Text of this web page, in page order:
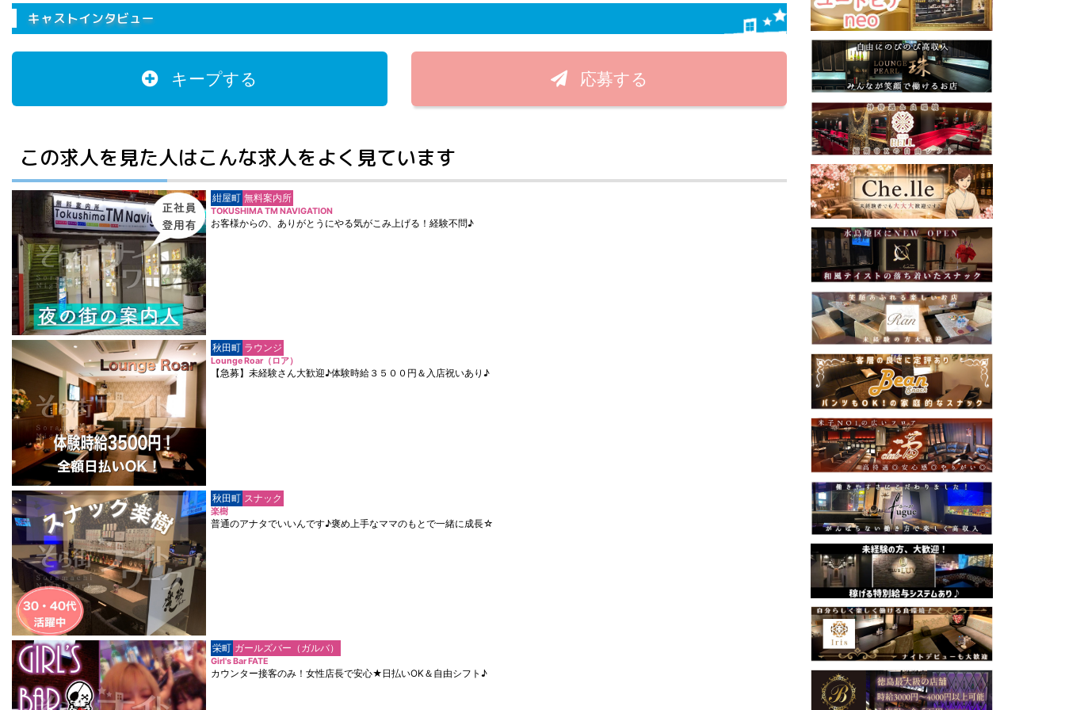
キャストインタビュー
キープする 応募する
この求人を見た人はこんな求人をよく見ています
紺屋町 無料案内所
TOKUSHIMA TM NAVIGATION
お客様からの、ありがとうにやる気がこみ上げる！経験不問♪
秋田町 ラウンジ
Lounge Roar（ロア）
【急募】未経験さん大歓迎♪体験時給３５００円＆入店祝いあり♪
秋田町 スナック
楽樹
普通のアナタでいいんです♪褒め上手なママのもとで一緒に成長☆
栄町 ガールズバー（ガルバ）
Girl's Bar FATE
カウンター接客のみ！女性店長で安心★日払いOK＆自由シフト♪